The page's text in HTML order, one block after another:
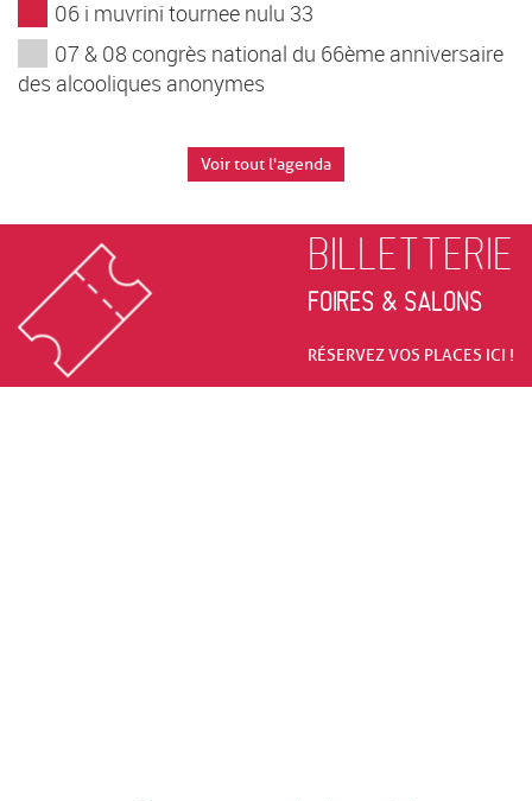
06 i muvrini tournee nulu 33
07 & 08 congrès national du 66ème anniversaire
des alcooliques anonymes
Voir tout l'agenda
BILLETTERIE
FOIRES & SALONS
RÉSERVEZ VOS PLACES ICI !